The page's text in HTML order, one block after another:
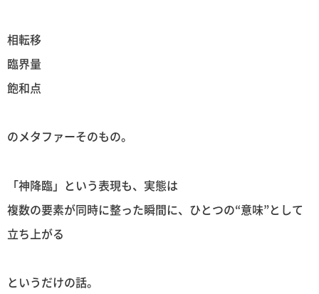
相転移
臨界量
飽和点
のメタファーそのもの。
「神降臨」という表現も、実態は
複数の要素が同時に整った瞬間に、ひとつの“意味”として
立ち上がる
というだけの話。